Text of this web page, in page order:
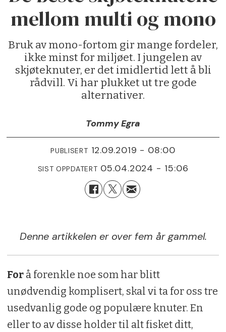
mellom multi og mono
Bruk av mono-fortom gir mange fordeler,
ikke minst for miljøet. I jungelen av
skjøteknuter, er det imidlertid lett å bli
rådvill. Vi har plukket ut tre gode
alternativer.
Tommy Egra
PUBLISERT 12.09.2019 - 08:00
SIST OPPDATERT 05.04.2024 - 15:06
Denne artikkelen er over fem år gammel.
Forå forenkle noe som har blitt
unødvendig komplisert, skal vi ta for oss tre
usedvanlig gode og populære knuter. En
eller to av disse holder til alt fisket ditt,